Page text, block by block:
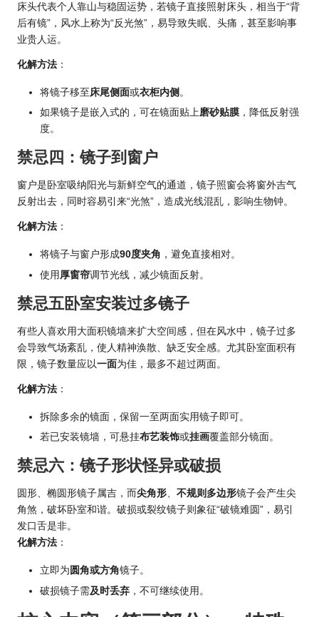
床头代表个人靠山与稳固运势，若镜子直接照射床头，相当于“背
后有镜”，风水上称为“反光煞”，易导致失眠、头痛，甚至影响事
业贵人运。
化解方法 ：
将镜子移至 床尾侧面或衣柜内侧 。
如果镜子是嵌入式的，可在镜面贴上磨砂贴膜 ，降低反射强
度。
禁忌四：镜子到窗户
窗户是卧室吸纳阳光与新鲜空气的通道，镜子照窗会将窗外吉气
反射出去，同时容易引来“光煞”，造成光线混乱，影响生物钟。
化解方法 ：
将镜子与窗户形成90度夹角 ，避免直接相对。
使用 厚窗帘调节光线，减少镜面反射。
禁忌五卧室安装过多镜子
有些人喜欢用大面积镜墙来扩大空间感，但在风水中，镜子过多
会导致气场紊乱，使人精神涣散、缺乏安全感。尤其卧室面积有
限，镜子数量应以一面为佳，最多不超过两面。
化解方法 ：
拆除多余的镜面，保留一至两面实用镜子即可。
若已安装镜墙，可悬挂布艺装饰或挂画覆盖部分镜面。
禁忌六：镜子形状怪异或破损
圆形、椭圆形镜子属吉，而尖角形、 不规则多边形镜子会产生尖
角煞，破坏卧室和谐。破损或裂纹镜子则象征“破镜难圆”，易引
发口舌是非。
化解方法 ：
立即为 圆角或方角镜子。
破损镜子需及时丢弃 ，不可继续使用。